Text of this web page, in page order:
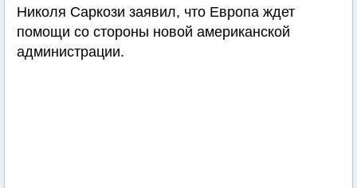
Николя Саркози заявил, что Европа ждет
помощи со стороны новой американской
администрации.